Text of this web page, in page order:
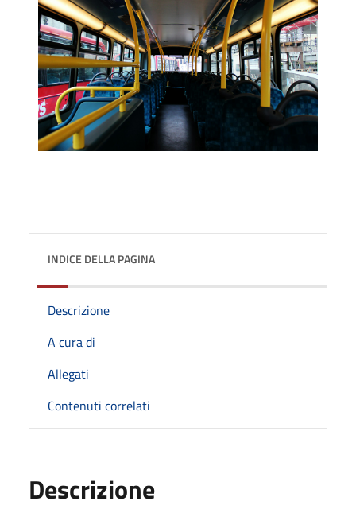
INDICE DELLA PAGINA
Descrizione
A cura di
Allegati
Contenuti correlati
Descrizione